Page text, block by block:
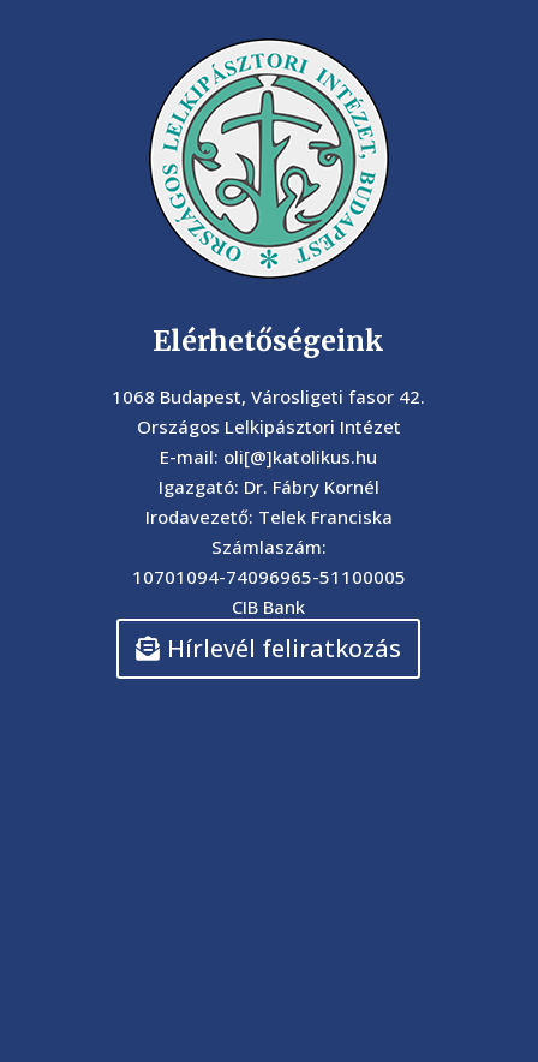
Elérhetőségeink
1068 Budapest, Városligeti fasor 42.
Országos Lelkipásztori Intézet
E-mail: oli[@]katolikus.hu
Igazgató: Dr. Fábry Kornél
Irodavezető: Telek Franciska
Számlaszám:
10701094-74096965-51100005
CIB Bank
Hírlevél feliratkozás